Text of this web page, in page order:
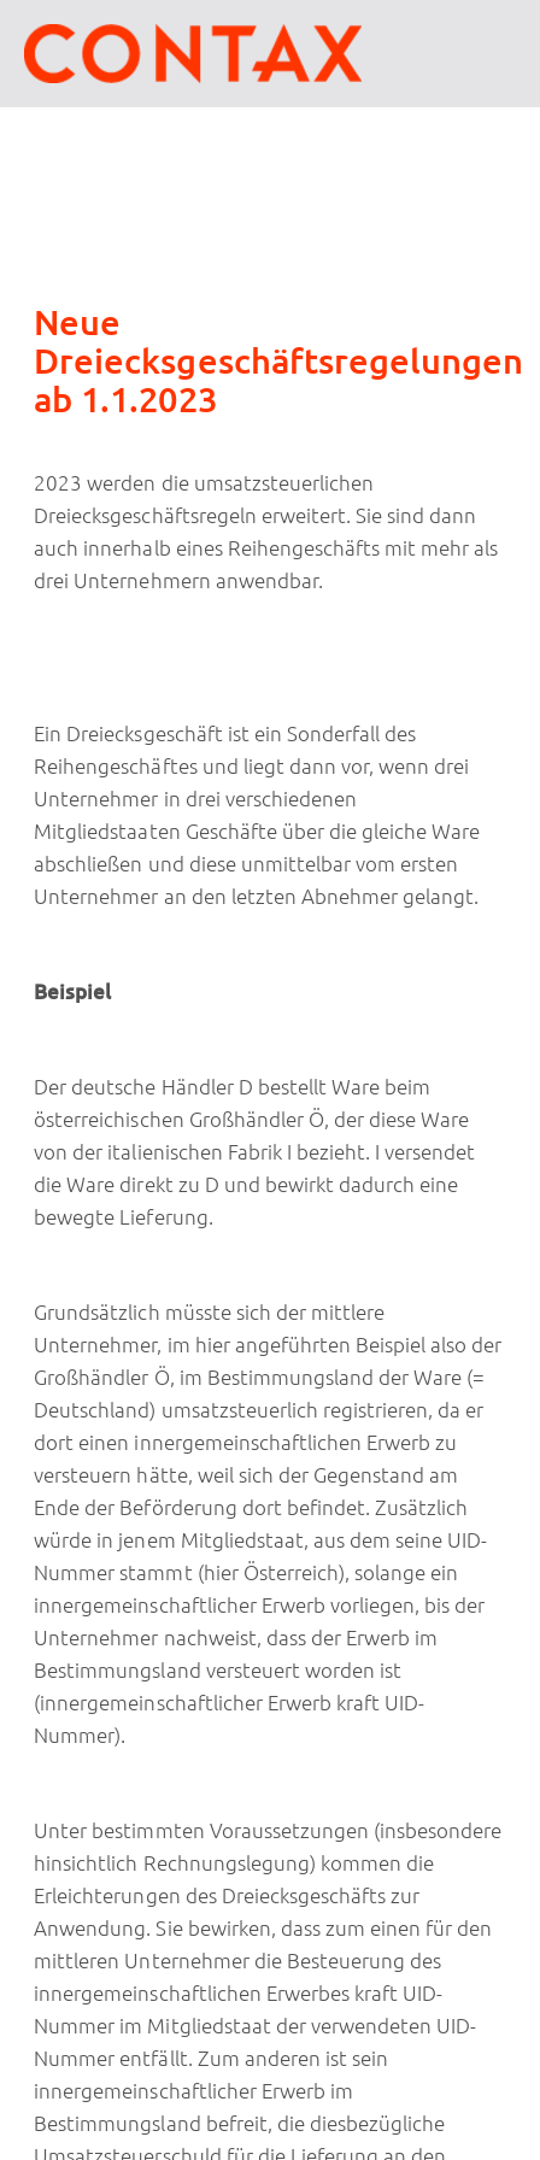
Neue
Dreiecksgeschäftsregelungen
ab 1.1.2023
2023 werden die umsatzsteuerlichen
Dreiecksgeschäftsregeln erweitert. Sie sind dann
auch innerhalb eines Reihengeschäfts mit mehr als
drei Unternehmern anwendbar.
Ein Dreiecksgeschäft ist ein Sonderfall des
Reihengeschäftes und liegt dann vor, wenn drei
Unternehmer in drei verschiedenen
Mitgliedstaaten Geschäfte über die gleiche Ware
abschließen und diese unmittelbar vom ersten
Unternehmer an den letzten Abnehmer gelangt.
Beispiel
Der deutsche Händler D bestellt Ware beim
österreichischen Großhändler Ö, der diese Ware
von der italienischen Fabrik I bezieht. I versendet
die Ware direkt zu D und bewirkt dadurch eine
bewegte Lieferung.
Grundsätzlich müsste sich der mittlere
Unternehmer, im hier angeführten Beispiel also der
Großhändler Ö, im Bestimmungsland der Ware (=
Deutschland) umsatzsteuerlich registrieren, da er
dort einen innergemeinschaftlichen Erwerb zu
versteuern hätte, weil sich der Gegenstand am
Ende der Beförderung dort befindet. Zusätzlich
würde in jenem Mitgliedstaat, aus dem seine UID-
Nummer stammt (hier Österreich), solange ein
innergemeinschaftlicher Erwerb vorliegen, bis der
Unternehmer nachweist, dass der Erwerb im
Bestimmungsland versteuert worden ist
(innergemeinschaftlicher Erwerb kraft UID-
Nummer).
Unter bestimmten Voraussetzungen (insbesondere
hinsichtlich Rechnungslegung) kommen die
Erleichterungen des Dreiecksgeschäfts zur
Anwendung. Sie bewirken, dass zum einen für den
mittleren Unternehmer die Besteuerung des
innergemeinschaftlichen Erwerbes kraft UID-
Nummer im Mitgliedstaat der verwendeten UID-
Nummer entfällt. Zum anderen ist sein
innergemeinschaftlicher Erwerb im
Bestimmungsland befreit, die diesbezügliche